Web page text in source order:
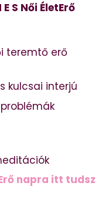
E S Női ÉletErő
teremtő erő
kulcsai interjú
napra itt tudsz